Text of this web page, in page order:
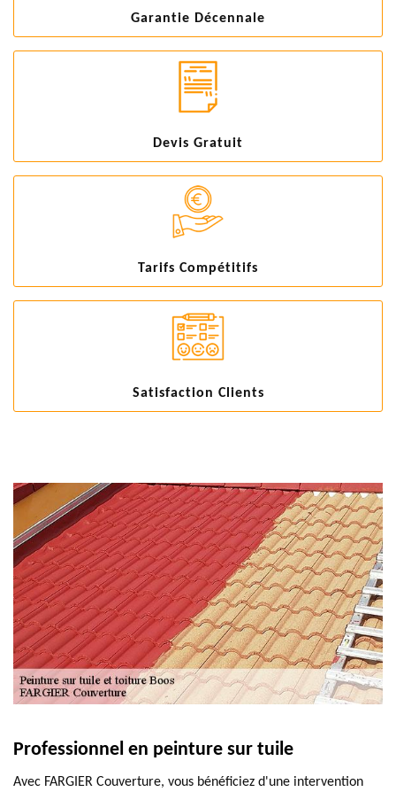
Garantie Décennale
Devis Gratuit
Tarifs Compétitifs
Satisfaction Clients
Professionnel en peinture sur tuile
Avec FARGIER Couverture, vous bénéficiez d'une intervention